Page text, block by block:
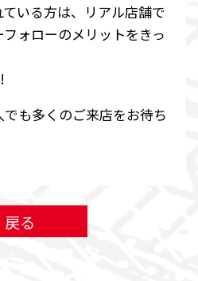
いる方は、リアル店舗で
ォローのメリットをきっ
も多くのご来店をお待ち
戻る